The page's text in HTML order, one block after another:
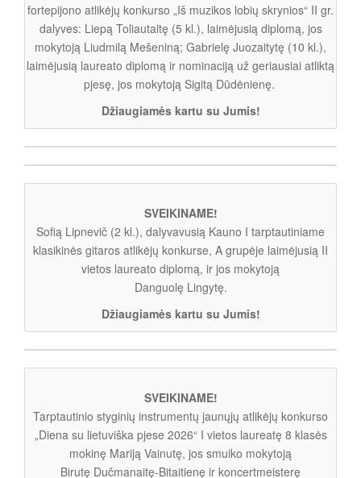
fortepijono atlikėjų konkurso „Iš muzikos lobių skrynios“ II gr.
dalyves: Liepą Toliautaitę (5 kl.), laimėjusią diplomą, jos
mokytoją Liudmilą Mešeniną; Gabrielę Juozaitytę (10 kl.),
laimėjusią laureato diplomą ir nominaciją už geriausiai atliktą
pjesę, jos mokytoją Sigitą Dūdėnienę.
Džiaugiamės kartu su Jumis!
SVEIKINAME!
Sofią Lipnevič (2 kl.), dalyvavusią Kauno I tarptautiniame
klasikinės gitaros atlikėjų konkurse, A grupėje laimėjusią II
vietos laureato diplomą, ir jos mokytoją
Danguolę Lingytę.
Džiaugiamės kartu su Jumis!
SVEIKINAME!
Tarptautinio styginių instrumentų jaunųjų atlikėjų konkurso
„Diena su lietuviška pjese 2026“ I vietos laureatę 8 klasės
mokinę Mariją Vainutę, jos smuiko mokytoją
Birutę Dučmanaitę-Bitaitienę ir koncertmeisterę